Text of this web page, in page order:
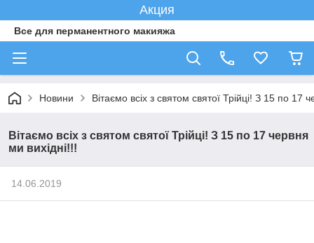
Акция
Все для перманентного макияжа
Новини Вітаємо всіх з святом святої Трійці! З 15 по 17
Вітаємо всіх з святом святої Трійці! З 15 по 17 червня
ми вихідні!!!
14.06.2019